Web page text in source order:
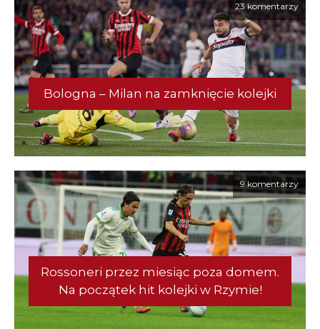
23 komentarzy
Bologna – Milan na zamknięcie kolejki
9 komentarzy
Rossoneri przez miesiąc poza domem.
Na początek hit kolejki w Rzymie!